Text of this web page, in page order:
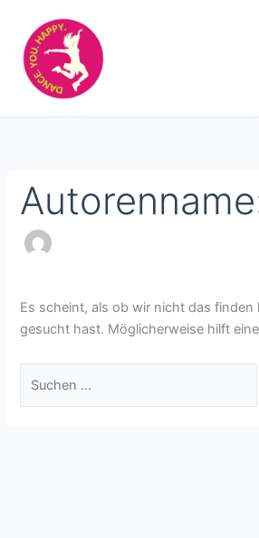
Inhalt
springen
Es scheint, als ob wir nicht das
gesucht hast. Möglicherweise hilft
nach: